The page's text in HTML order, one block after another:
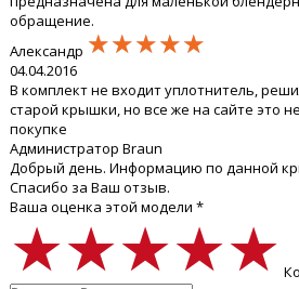
обращение.
Александр ★★★★★
★★★★★
★★★★★
04.04.2016
В комплект не входит уплотнитель,
старой крышки, но все же на сайте это
покупке
Администратор Braun
Добрый день. Информацию по данной
Спасибо за Ваш отзыв.
Ваша оценка этой модели *
★★★★★
★★★★★
★★★★★